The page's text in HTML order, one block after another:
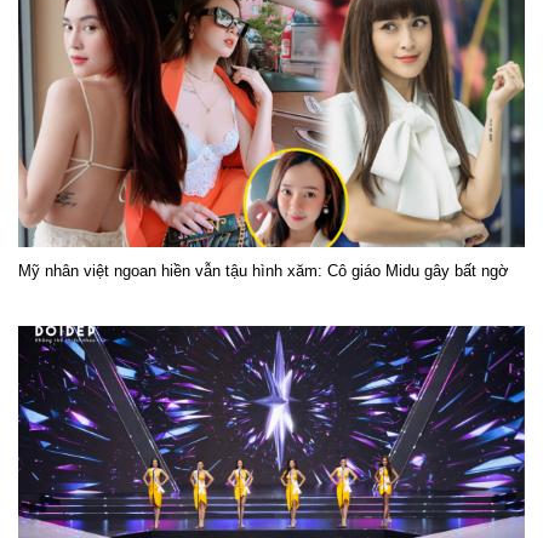
Mỹ nhân việt ngoan hiền vẫn tậu hình xăm: Cô giáo Midu gây bất ngờ